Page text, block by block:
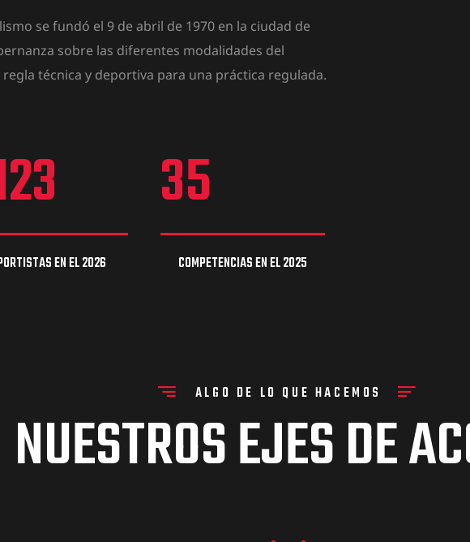
se fundó el 9 de abril de 1970 en la ciudad de
sobre las diferentes modalidades del
técnica y deportiva para una práctica regulada.
EN EL 2026
35
COMPETENCIAS EN EL 2025
ALGO DE LO QUE HACEMOS
NUESTROS EJES DE